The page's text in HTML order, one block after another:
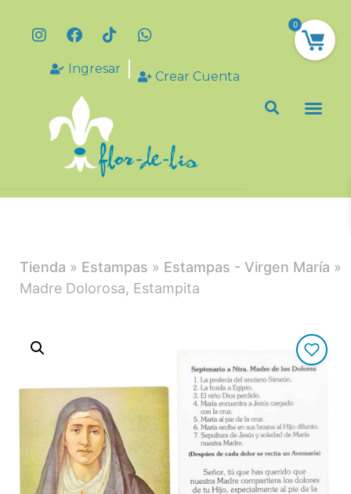
Ingresar
Crear Cuenta
Tienda » Estampas » Estampas - Virgen María »
Madre Dolorosa, Estampita
0